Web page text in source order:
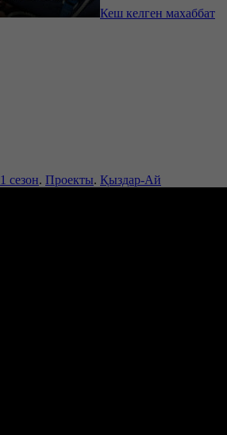
Кеш келген махаббат
1 сезон. Проекты. Қыздар-Ай